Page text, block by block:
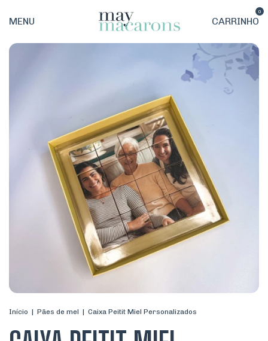
MENU CARRINHO
0
Início | Pães de mel | Caixa Peitit Miel Personalizados